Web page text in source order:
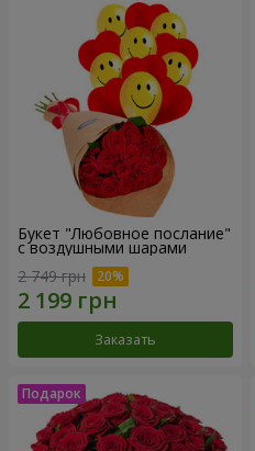
Букет "Любовное послание"
с воздушными шарами
2 749 грн
Заказать